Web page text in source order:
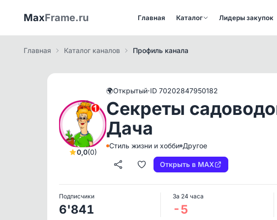
MaxFrame.ru Главная Каталог Лидеры закупок
Главная Каталог каналов Профиль канала
0,0(0)
🌍Открытый·ID 70202847950182
Секреты
Дача
Стиль жизни и хобби Другое
Открыть в MAX
Подписчики
6'841
За 24 часа
-5